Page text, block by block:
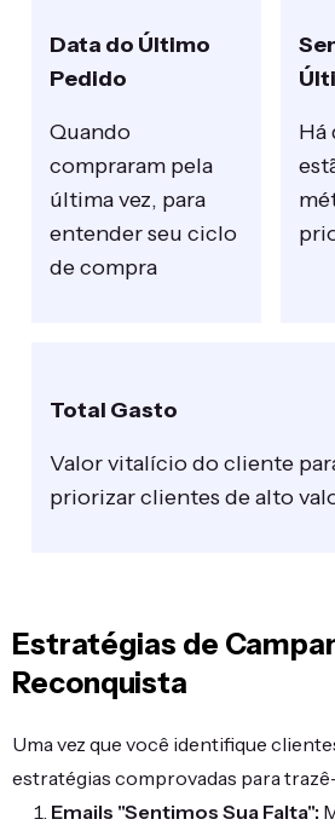
Data do Último
Pedido
Quando
compraram pela
última vez, para
entender seu ciclo
de compra
Há
Total Gasto
Valor vitalício do cliente
priorizar clientes de alto
Estratégias de
Reconquista
Uma vez que você identifique
estratégias comprovadas para
Emails "Sentimos Sua Falta":